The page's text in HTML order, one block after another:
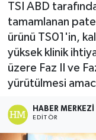
TSI ABD
tamamlanan
ürünü TS01'in,
yüksek klinik
üzere Faz II ve
yürütülmesi
HABER MERKEZI
EDITÖR
SPOR
SÜPER LİG
Tüm
Son Dakika
Haber Arşivi